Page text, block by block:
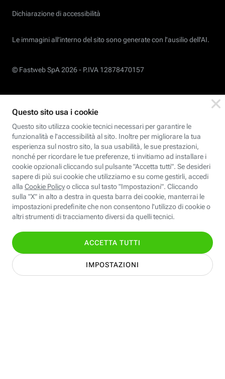
Dichiarazione di accessibilità
Le immagini all’interno del sito sono generate con l'ausilio dell'AI.
© Fastweb SpA 2026 - P.IVA 12878470157